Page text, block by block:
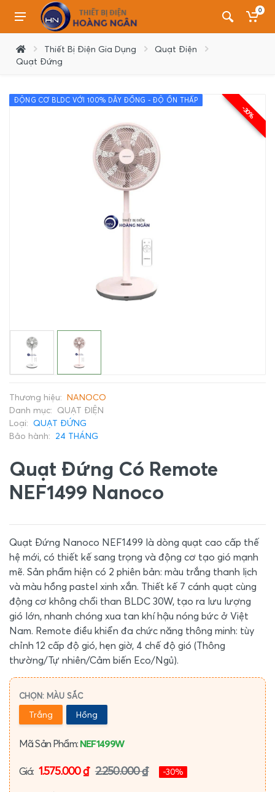
0
Thiết Bị Điện Gia Dụng
Quạt Điện
Quạt Đứng
ĐỘNG CƠ BLDC VỚI 100% DÂY ĐỒNG - ĐỘ ỒN THẤP
-30%
Thương hiệu: NANOCO
Danh mục: QUẠT ĐIỆN
Loại: QUẠT ĐỨNG
Bảo hành: 24 THÁNG
Quạt Đứng Có Remote
NEF1499 Nanoco
Quạt Đứng Nanoco NEF1499 là dòng quạt cao cấp thế
hệ mới, có thiết kế sang trọng và động cơ tạo gió mạnh
mẽ. Sản phẩm hiện có 2 phiên bản: màu trắng thanh lịch
và màu hồng pastel xinh xắn. Thiết kế 7 cánh quạt cùng
động cơ không chổi than BLDC 30W, tạo ra lưu lượng
gió lớn, nhanh chóng xua tan khí hậu nóng bức ở Việt
Nam. Remote điều khiển đa chức năng thông minh: tùy
chỉnh 12 cấp độ gió, hẹn giờ, 4 chế độ gió (Thông
thường/Tự nhiên/Cảm biến Eco/Ngủ).
CHỌN: MÀU SẮC
Trắng Hồng
Mã Sản Phẩm: NEF1499W
Giá: 1.575.000 ₫ 2.250.000 ₫ -30%